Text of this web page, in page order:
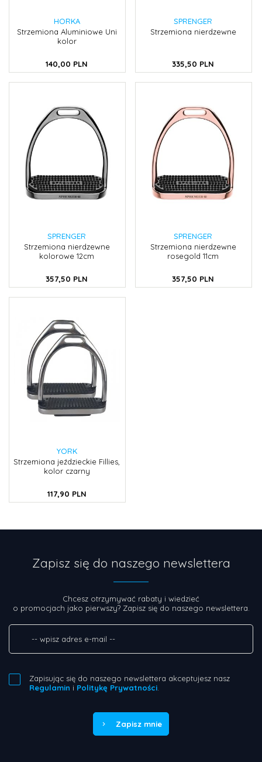
HORKA
Strzemiona Aluminiowe Uni
kolor
140,00 PLN
SPRENGER
Strzemiona nierdzewne
335,50 PLN
SPRENGER
Strzemiona nierdzewne
kolorowe 12cm
357,50 PLN
SPRENGER
Strzemiona nierdzewne
rosegold 11cm
357,50 PLN
YORK
Strzemiona jeździeckie Fillies,
kolor czarny
117,90 PLN
Zapisz się do naszego newslettera
Chcesz otrzymywać rabaty i wiedzieć
o promocjach jako pierwszy? Zapisz się do naszego newslettera.
Zapisując się do naszego newslettera akceptujesz nasz
Regulamin i Politykę Prywatności.
Zapisz mnie